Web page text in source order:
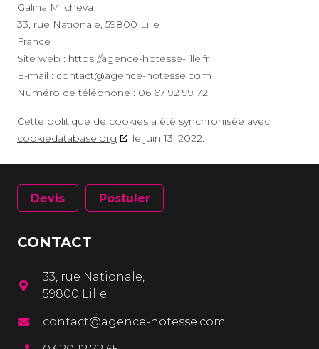
Galina Milcheva
33, rue Nationale, 59800 Lille
France
Site web : https://agence-hotesse-lille.fr
E-mail : contact@agence-hotesse.com
Numéro de téléphone : 06 67 92 99 72
Cette politique de cookies a été synchronisée avec
cookiedatabase.org
le juin 13, 2022.
Devis Postuler
CONTACT
33, rue Nationale,
59800 Lille
contact@agence-hotesse.com